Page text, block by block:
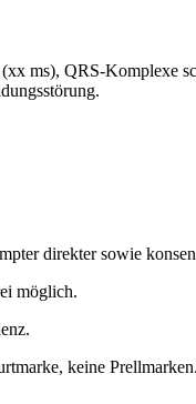
ms), QRS-Komplexe
direkter sowie
möglich.
keine